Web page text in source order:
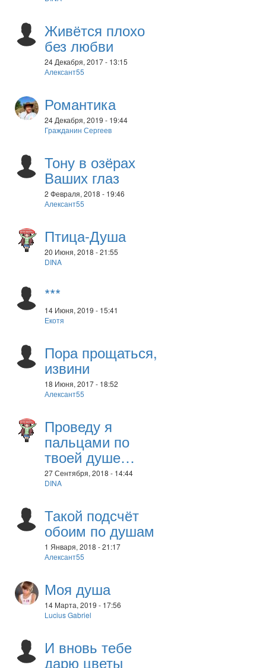
Живётся плохо
без любви
24 Декабря, 2017 - 13:15
Алексант55
Романтика
24 Декабря, 2019 - 19:44
Гражданин Сергеев
Тону в озёрах
Ваших глаз
2 Февраля, 2018 - 19:46
Алексант55
Птица-Душа
20 Июня, 2018 - 21:55
DINA
***
14 Июня, 2019 - 15:41
Екотя
Пора прощаться,
извини
18 Июня, 2017 - 18:52
Алексант55
Проведу я
пальцами по
твоей душе…
27 Сентября, 2018 - 14:44
DINA
Такой подсчёт
обоим по душам
1 Января, 2018 - 21:17
Алексант55
Моя душа
14 Марта, 2019 - 17:56
Lucius Gabriel
И вновь тебе
дарю цветы